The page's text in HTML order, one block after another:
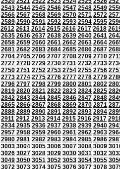
2543 2544 2545 2546 2547 2548 2549
2566 2567 2568 2569 2570 2571 2572
2589 2590 2591 2592 2593 2594 2595
2612 2613 2614 2615 2616 2617 2618
2635 2636 2637 2638 2639 2640 2641
2658 2659 2660 2661 2662 2663 2664
2681 2682 2683 2684 2685 2686 2687
2704 2705 2706 2707 2708 2709 2710
2727 2728 2729 2730 2731 2732 2733
2750 2751 2752 2753 2754 2755 2756
2773 2774 2775 2776 2777 2778 2779
2796 2797 2798 2799 2800 2801 2802
2819 2820 2821 2822 2823 2824 2825
2842 2843 2844 2845 2846 2847 2848
2865 2866 2867 2868 2869 2870 2871
2888 2889 2890 2891 2892 2893 2894
2911 2912 2913 2914 2915 2916 2917
2934 2935 2936 2937 2938 2939 2940
2957 2958 2959 2960 2961 2962 2963
2980 2981 2982 2983 2984 2985 2986
3003 3004 3005 3006 3007 3008 3009
3026 3027 3028 3029 3030 3031 3032
3049 3050 3051 3052 3053 3054 3055
3072 3073 3074 3075 3076 3077 3078